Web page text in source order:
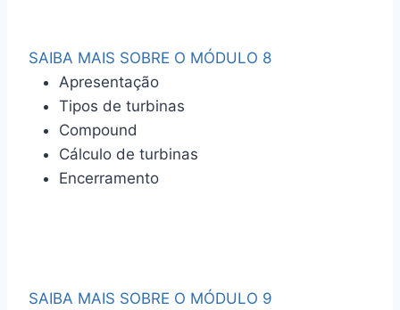
SAIBA MAIS SOBRE O MÓDULO 8
Apresentação
Tipos de turbinas
Compound
Cálculo de turbinas
Encerramento
SAIBA MAIS SOBRE O MÓDULO 9